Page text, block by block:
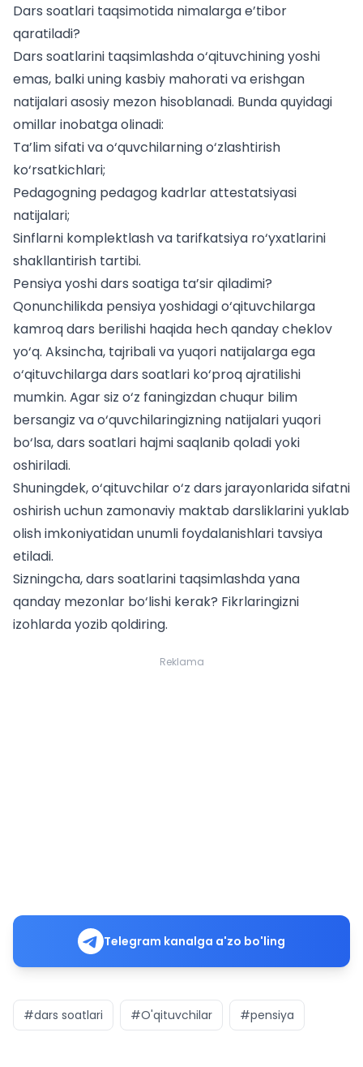
Dars soatlari taqsimotida nimalarga e’tibor
qaratiladi?
Dars soatlarini taqsimlashda o‘qituvchining yoshi
emas, balki uning kasbiy mahorati va erishgan
natijalari asosiy mezon hisoblanadi. Bunda quyidagi
omillar inobatga olinadi:
Ta’lim sifati va o‘quvchilarning o‘zlashtirish
ko‘rsatkichlari;
Pedagogning pedagog kadrlar attestatsiyasi
natijalari;
Sinflarni komplektlash va tarifkatsiya ro‘yxatlarini
shakllantirish tartibi.
Pensiya yoshi dars soatiga ta’sir qiladimi?
Qonunchilikda pensiya yoshidagi o‘qituvchilarga
kamroq dars berilishi haqida hech qanday cheklov
yo‘q. Aksincha, tajribali va yuqori natijalarga ega
o‘qituvchilarga dars soatlari ko‘proq ajratilishi
mumkin. Agar siz o‘z faningizdan chuqur bilim
bersangiz va o‘quvchilaringizning natijalari yuqori
bo‘lsa, dars soatlari hajmi saqlanib qoladi yoki
oshiriladi.
Shuningdek, o‘qituvchilar o‘z dars jarayonlarida sifatni
oshirish uchun zamonaviy maktab darsliklarini yuklab
olishimkoniyatidan unumli foydalanishlari tavsiya
etiladi.
Sizningcha, dars soatlarini taqsimlashda yana
qanday mezonlar bo‘lishi kerak? Fikrlaringizni
izohlarda yozib qoldiring.
Reklama
Telegram kanalga a'zo bo'ling
#dars soatlari #O'qituvchilar #pensiya